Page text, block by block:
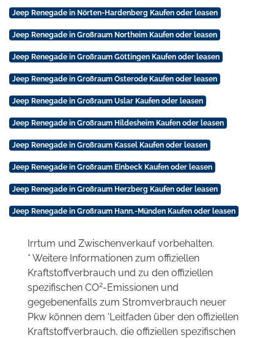
Jeep Renegade in Nörten-Hardenberg Kaufen oder leasen
Jeep Renegade in Großraum Northeim Kaufen oder leasen
Jeep Renegade in Großraum Göttingen Kaufen oder leasen
Jeep Renegade in Großraum Osterode Kaufen oder leasen
Jeep Renegade in Großraum Uslar Kaufen oder leasen
Jeep Renegade in Großraum Hildesheim Kaufen oder leasen
Jeep Renegade in Großraum Kassel Kaufen oder leasen
Jeep Renegade in Großraum Einbeck Kaufen oder leasen
Jeep Renegade in Großraum Herzberg Kaufen oder leasen
Jeep Renegade in Großraum Hann.-Münden Kaufen oder leasen
Irrtum und Zwischenverkauf vorbehalten.
* Weitere Informationen zum offiziellen
Kraftstoffverbrauch und zu den offiziellen
spezifischen CO2-Emissionen und
gegebenenfalls zum Stromverbrauch neuer
Pkw können dem 'Leitfaden über den offiziellen
Kraftstoffverbrauch, die offiziellen spezifischen